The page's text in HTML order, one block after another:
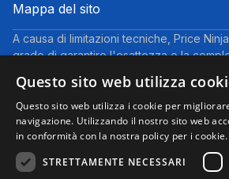
Mappa del sito
A causa di limitazioni tecniche, Price
grado di garantire l'esattezza o la
informazioni fornite dai negozi. Pertanto,
delle attività di Price Ninja, in caso di
informazioni visualizzate su Price Ninja
sito web del negozio, faranno fede
indicati includono tutte le tasse, ad
(prezzi IVA inclusa, escluse spese di
Questo sito partecipa al Programma
Questo sito web utilizza
Questo sito web utilizza i cookie per
navigazione. Utilizzando il nostro sito web
in conformità con la nostra policy per i cookie.
STRETTAMENTE NECESSARI